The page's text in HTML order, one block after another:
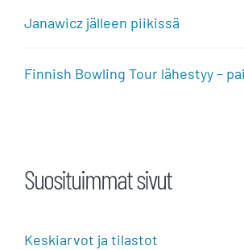
Janawicz jälleen piikissä
Finnish Bowling Tour lähestyy –
Suosituimmat sivut
Keskiarvot ja tilastot